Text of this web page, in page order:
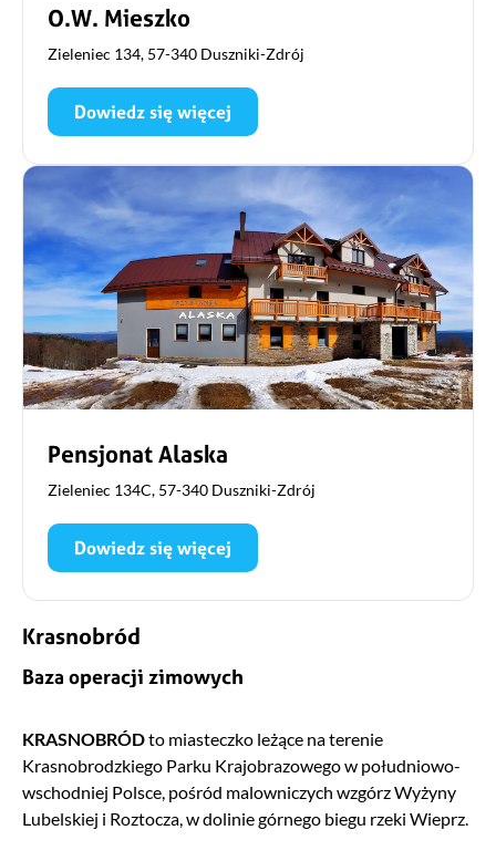
O.W. Mieszko
Zieleniec 134, 57-340 Duszniki-Zdrój
Dowiedz się więcej
Pensjonat Alaska
Zieleniec 134C, 57-340 Duszniki-Zdrój
Dowiedz się więcej
Krasnobród
Baza operacji zimowych
KRASNOBRÓDto miasteczko leżące na terenie
Krasnobrodzkiego Parku Krajobrazowego w południowo-
wschodniej Polsce, pośród malowniczych wzgórz Wyżyny
Lubelskiej i Roztocza, w dolinie górnego biegu rzeki Wieprz.